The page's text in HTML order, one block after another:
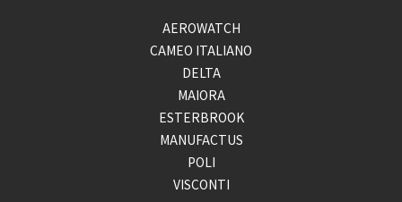
AEROWATCH
CAMEO ITALIANO
DELTA
MAIORA
ESTERBROOK
MANUFACTUS
POLI
VISCONTI